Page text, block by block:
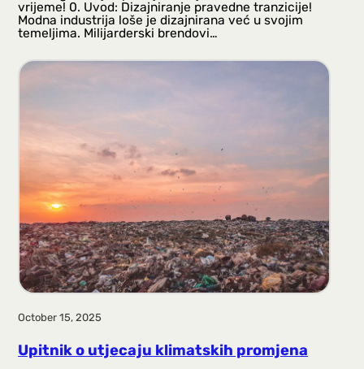
vrijeme! 0. Uvod: Dizajniranje pravedne tranzicije!
Modna industrija loše je dizajnirana već u svojim
temeljima. Milijarderski brendovi…
October 15, 2025
Upitnik o utjecaju klimatskih promjena